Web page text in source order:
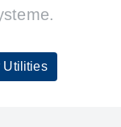
Utilities